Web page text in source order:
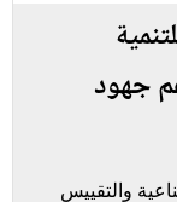
جهود
والتقييس